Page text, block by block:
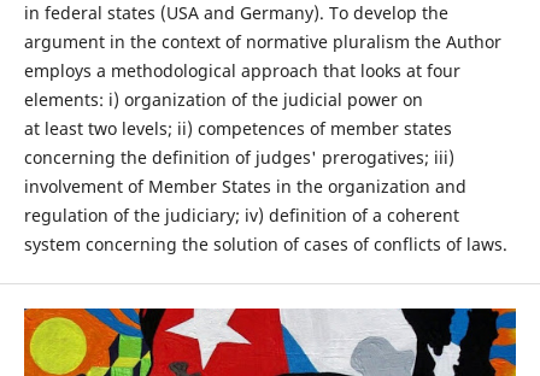
in federal states (USA and Germany). To develop the
argument in the context of normative pluralism the Author
employs a methodological approach that looks at four
elements: i) organization of the judicial power on
at least two levels; ii) competences of member states
concerning the definition of judges' prerogatives; iii)
involvement of Member States in the organization and
regulation of the judiciary; iv) definition of a coherent
system concerning the solution of cases of conflicts of laws.